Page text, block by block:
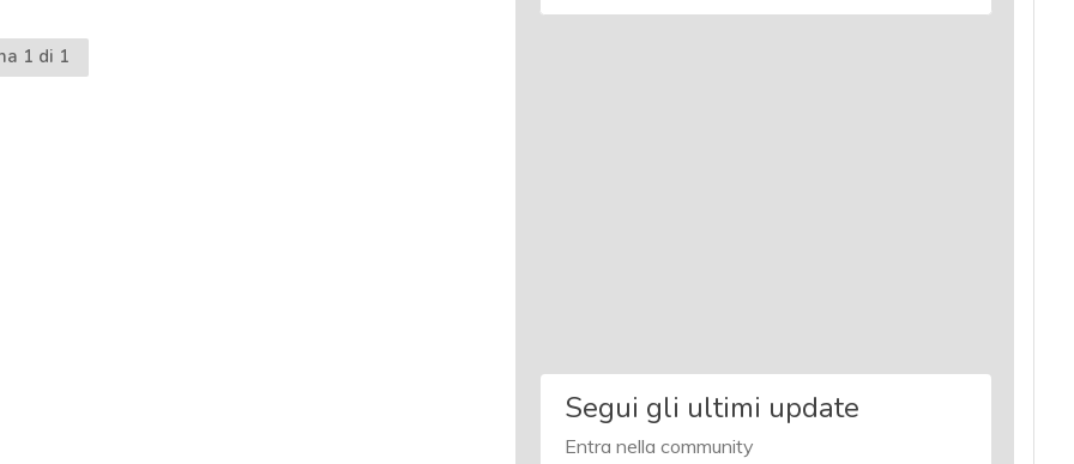
1 di 1
Segui gli ultimi update
Entra nella community